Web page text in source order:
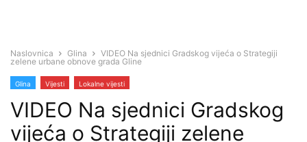
Naslovnica Glina
VIDEO Na sjednici Gradskog vijeća o Strategiji
zelene urbane obnove grada Gline
Glina Vijesti Lokalne vijesti
VIDEO Na sjednici Gradskog
vijeća o Strategiji zelene